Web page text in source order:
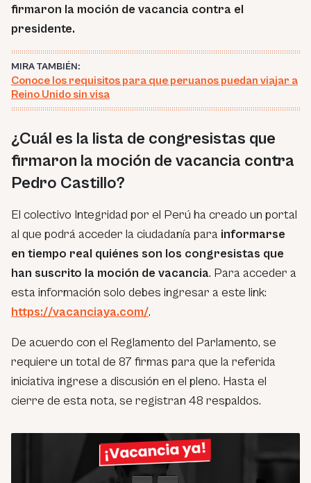
firmaron la moción de vacancia contra el
presidente.
MIRA TAMBIÉN:
Conoce los requisitos para que peruanos puedan viajar a
Reino Unido sin visa
¿Cuál es la lista de congresistas que
firmaron la moción de vacancia contra
Pedro Castillo?
El colectivo Integridad por el Perú ha creado un portal
al que podrá acceder la ciudadanía para informarse
en tiempo real quiénes son los congresistas que
han suscrito la moción de vacancia. Para acceder a
esta información solo debes ingresar a este link:
https://vacanciaya.com/.
De acuerdo con el Reglamento del Parlamento, se
requiere un total de 87 firmas para que la referida
iniciativa ingrese a discusión en el pleno. Hasta el
cierre de esta nota, se registran 48 respaldos.